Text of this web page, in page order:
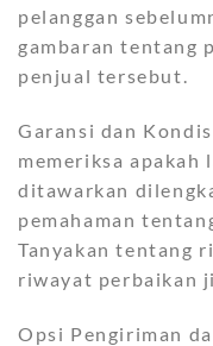
pelanggan
gambaran tentang
penjual tersebut.
Garansi dan
memeriksa apakah
ditawarkan
pemahaman
Tanyakan tentang
riwayat perbaikan
Opsi Pengiriman